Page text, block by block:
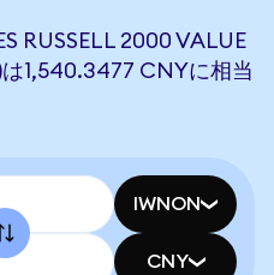
RUSSELL 2000 VALUE
は1,540.3477 CNYに相当
IWNON
CNY